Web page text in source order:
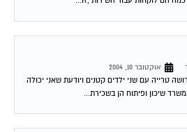
טרייה עם שני ילדים קטנים ויודעת שאני יכולה
שיכון ופיתוח הן בשכירת...